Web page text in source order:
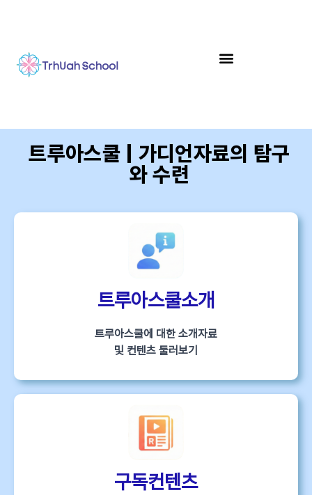
트루아스쿨 | 가디언자료의 탐구
와 수련
트루아스쿨소개
트루아스쿨에 대한 소개자료
및 컨텐츠 둘러보기
구독컨텐츠